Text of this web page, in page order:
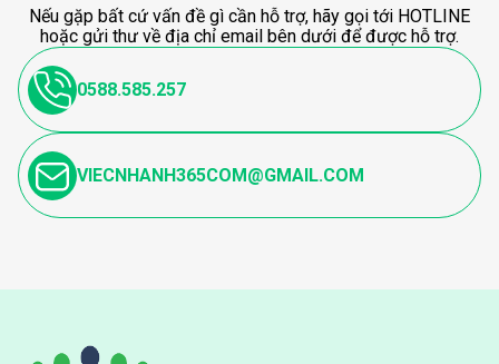
Nếu gặp bất cứ vấn đề gì cần hỗ trợ, hãy gọi tới HOTLINE
hoặc gửi thư về địa chỉ email bên dưới để được hỗ trợ.
0588.585.257
VIECNHANH365COM@GMAIL.COM